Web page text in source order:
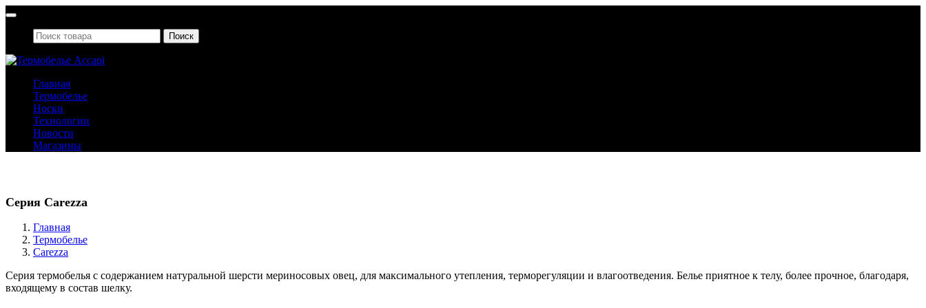
Поиск
Главная
Термобелье
Носки
Технологии
Новости
Магазины
Серия Carezza
Главная
Термобелье
Carezza
Cерия термобелья с содержанием натуральной шерсти мериносовых овец, для максимального утепления, терморегуляции и влагоотведения. Белье приятное к телу, более прочное, благодаря,
входящему в состав шелку.